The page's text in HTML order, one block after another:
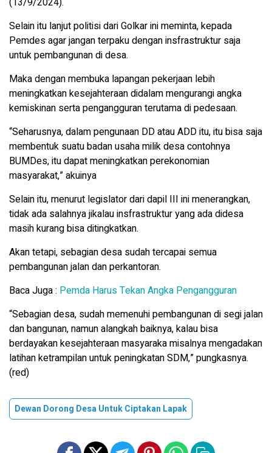
Selain itu lanjut politisi dari Golkar ini meminta, kepada
Pemdes agar jangan terpaku dengan insfrastruktur saja
untuk pembangunan di desa.
Maka dengan membuka lapangan pekerjaan lebih
meningkatkan kesejahteraan didalam mengurangi angka
kemiskinan serta pengangguran terutama di pedesaan.
“Seharusnya, dalam pengunaan DD atau ADD itu, itu bisa saja
membentuk suatu badan usaha milik desa contohnya
BUMDes, itu dapat meningkatkan perekonomian
masyarakat,” akuinya
Selain itu, menurut legislator dari dapil III ini menerangkan,
tidak ada salahnya jikalau insfrastruktur yang ada didesa
masih kurang bisa ditingkatkan.
Akan tetapi, sebagian desa sudah tercapai semua
pembangunan jalan dan perkantoran.
Baca Juga : Pemda Harus Tekan Angka Pengangguran
“Sebagian desa, sudah memenuhi pembangunan di segi jalan
dan bangunan, namun alangkah baiknya, kalau bisa
berdayakan kesejahteraan masyaraka misalnya mengadakan
latihan ketrampilan untuk peningkatan SDM,” pungkasnya.
(red)
Dewan Dorong Desa Untuk Ciptakan Lapak